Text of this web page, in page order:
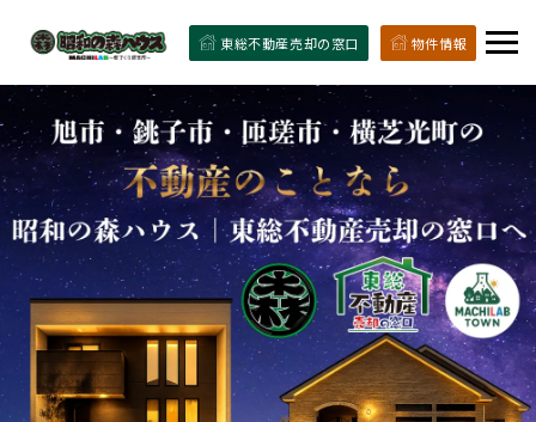
物件情報
東総不動産売却の窓口